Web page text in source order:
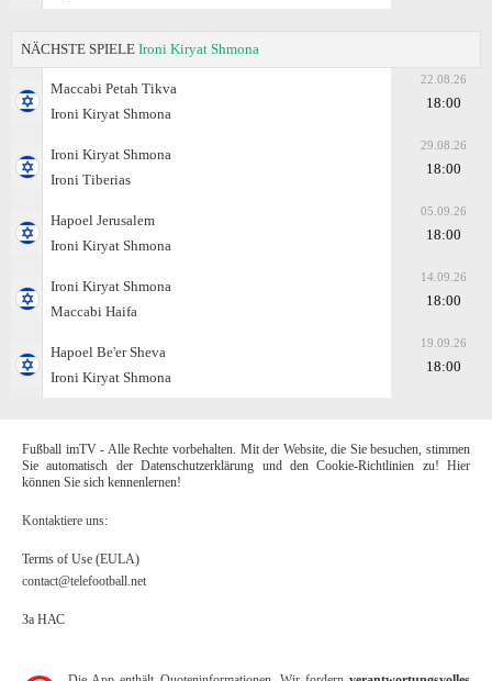
NÄCHSTE SPIELE Ironi Kiryat Shmona
Maccabi Petah Tikva
Ironi Kiryat Shmona
22.08.26
18:00
Ironi Kiryat Shmona
Ironi Tiberias
29.08.26
18:00
Hapoel Jerusalem
Ironi Kiryat Shmona
05.09.26
18:00
Ironi Kiryat Shmona
Maccabi Haifa
14.09.26
18:00
Hapoel Be'er Sheva
Ironi Kiryat Shmona
19.09.26
18:00
Fußball imTV - Alle Rechte vorbehalten. Mit der Website, die Sie besuchen, stimmen
Sie automatisch der Datenschutzerklärung und den Cookie-Richtlinien zu! Hier
können Sie sich kennenlernen!
Kontaktiere uns:
Terms of Use (EULA)
contact@telefootball.net
За НАС